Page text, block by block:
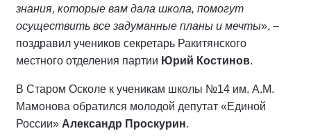
знания, которые вам дала школа, помогут
осуществить все задуманные планы и мечты», –
поздравил учеников секретарь Ракитянского
местного отделения партии Юрий Костинов.
В Старом Осколе к ученикам школы №14 им. А.М.
Мамонова обратился молодой депутат «Единой
России» Александр Проскурин.